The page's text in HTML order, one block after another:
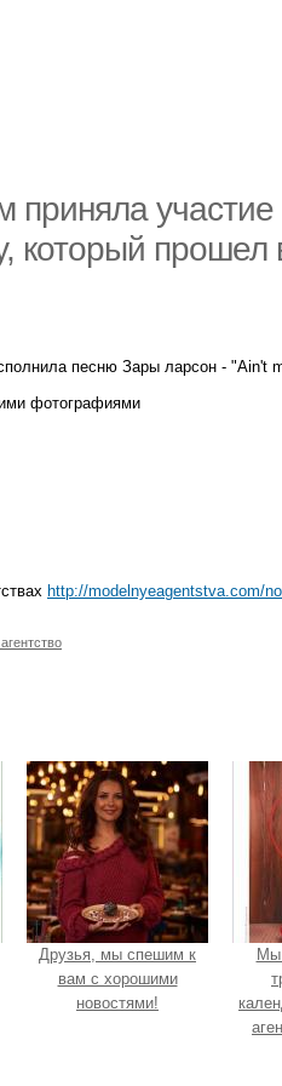
участие
который прошел
песню Зары ларсон - "Ain't
фотографиями
http://modelnyeagentstva.com/
Друзья, мы спешим к
вам с хорошими
новостями!
Мы